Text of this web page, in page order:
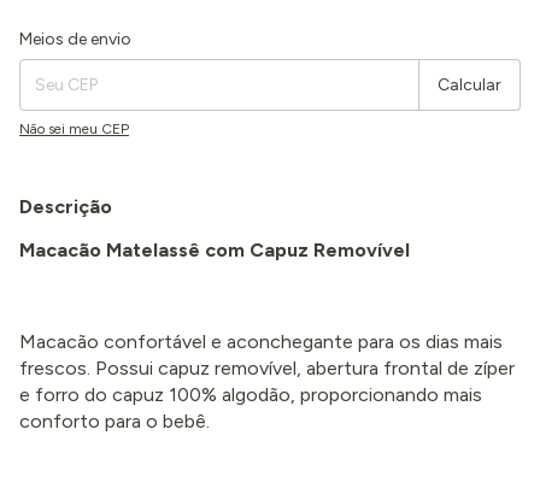
Entregas para o CEP:
Meios de envio
Calcular
Não sei meu CEP
Descrição
Macacão Matelassê com Capuz Removível
Macacão confortável e aconchegante para os dias mais
frescos. Possui capuz removível, abertura frontal de zíper
e forro do capuz 100% algodão, proporcionando mais
conforto para o bebê.